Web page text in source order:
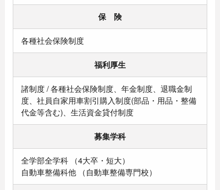
保 険
各種社会保険制度
福利厚生
諸制度 / 各種社会保険制度、年金制度、退職金制
度、社員自家用車割引購入制度(部品・用品・整備
代金等含む)、生活資金貸付制度
募集学科
全学部全学科 （4大卒・短大）
自動車整備科他 （自動車整備専門校）